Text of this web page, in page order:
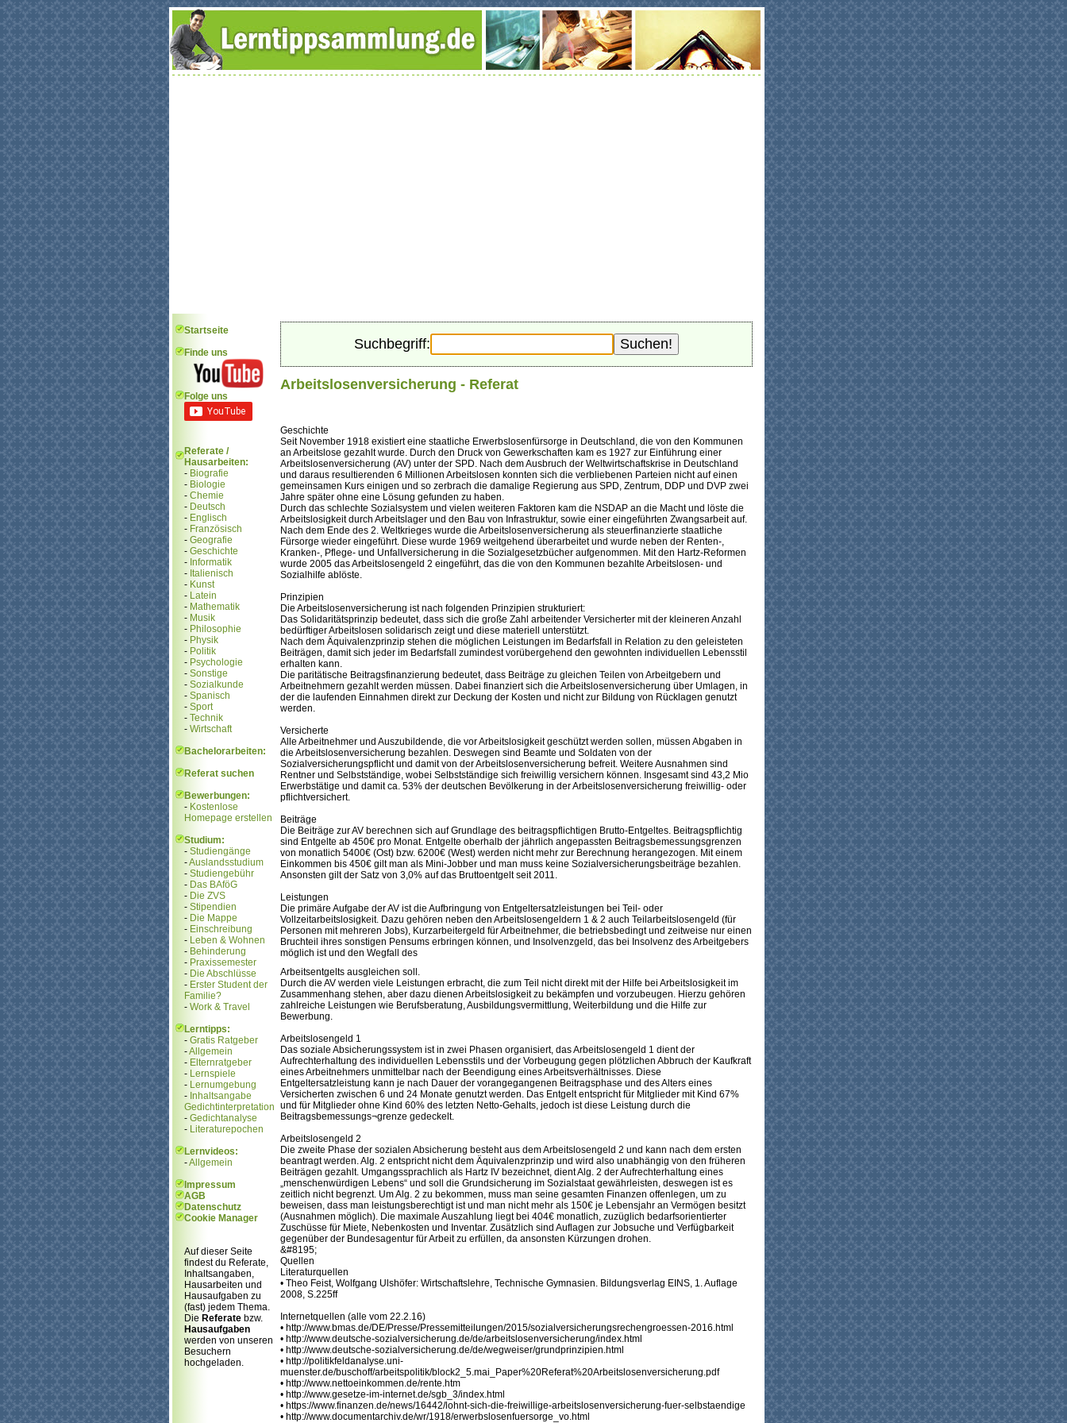
Startseite
Finde uns
Folge uns
Referate /
Hausarbeiten:
- Biografie
- Biologie
- Chemie
- Deutsch
- Englisch
- Französisch
- Geografie
- Geschichte
- Informatik
- Italienisch
- Kunst
- Latein
- Mathematik
- Musik
- Philosophie
- Physik
- Politik
- Psychologie
- Sonstige
- Sozialkunde
- Spanisch
- Sport
- Technik
- Wirtschaft
Bachelorarbeiten:
Referat suchen
Bewerbungen:
- Kostenlose
Homepage erstellen
Studium:
- Studiengänge
-Auslandsstudium
- Studiengebühr
- Das BAföG
- Die ZVS
- Stipendien
- Die Mappe
- Einschreibung
- Leben & Wohnen
- Behinderung
- Praxissemester
- Die Abschlüsse
- Erster Student der
Familie?
- Work & Travel
Lerntipps:
- Gratis Ratgeber
-Allgemein
- Elternratgeber
- Lernspiele
- Lernumgebung
- Inhaltsangabe
Gedichtinterpretation
- Gedichtanalyse
- Literaturepochen
Lernvideos:
-Allgemein
Impressum
AGB
Datenschutz
Cookie Manager
Auf dieser Seite
findest du Referate,
Inhaltsangaben,
Hausarbeiten und
Hausaufgaben zu
(fast) jedem Thema.
Die Referate bzw.
Hausaufgaben
werden von unseren
Besuchern
hochgeladen.
Suchbegriff:
Arbeitslosenversicherung - Referat
Geschichte
Seit November 1918 existiert eine staatliche Erwerbslosenfürsorge in Deutschland, die von den Kommunen
an Arbeitslose gezahlt wurde. Durch den Druck von Gewerkschaften kam es 1927 zur Einführung einer
Arbeitslosenversicherung (AV) unter der SPD. Nach dem Ausbruch der Weltwirtschaftskrise in Deutschland
und daraus resultierenden 6 Millionen Arbeitslosen konnten sich die verbliebenen Parteien nicht auf einen
gemeinsamen Kurs einigen und so zerbrach die damalige Regierung aus SPD, Zentrum, DDP und DVP zwei
Jahre später ohne eine Lösung gefunden zu haben.
Durch das schlechte Sozialsystem und vielen weiteren Faktoren kam die NSDAP an die Macht und löste die
Arbeitslosigkeit durch Arbeitslager und den Bau von Infrastruktur, sowie einer eingeführten Zwangsarbeit auf.
Nach dem Ende des 2. Weltkrieges wurde die Arbeitslosenversicherung als steuerfinanzierte staatliche
Fürsorge wieder eingeführt. Diese wurde 1969 weitgehend überarbeitet und wurde neben der Renten-,
Kranken-, Pflege- und Unfallversicherung in die Sozialgesetzbücher aufgenommen. Mit den Hartz-Reformen
wurde 2005 das Arbeitslosengeld 2 eingeführt, das die von den Kommunen bezahlte Arbeitslosen- und
Sozialhilfe ablöste.
Prinzipien
Die Arbeitslosenversicherung ist nach folgenden Prinzipien strukturiert:
Das Solidaritätsprinzip bedeutet, dass sich die große Zahl arbeitender Versicherter mit der kleineren Anzahl
bedürftiger Arbeitslosen solidarisch zeigt und diese materiell unterstützt.
Nach dem Äquivalenzprinzip stehen die möglichen Leistungen im Bedarfsfall in Relation zu den geleisteten
Beiträgen, damit sich jeder im Bedarfsfall zumindest vorübergehend den gewohnten individuellen Lebensstil
erhalten kann.
Die paritätische Beitragsfinanzierung bedeutet, dass Beiträge zu gleichen Teilen von Arbeitgebern und
Arbeitnehmern gezahlt werden müssen. Dabei finanziert sich die Arbeitslosenversicherung über Umlagen, in
der die laufenden Einnahmen direkt zur Deckung der Kosten und nicht zur Bildung von Rücklagen genutzt
werden.
Versicherte
Alle Arbeitnehmer und Auszubildende, die vor Arbeitslosigkeit geschützt werden sollen, müssen Abgaben in
die Arbeitslosenversicherung bezahlen. Deswegen sind Beamte und Soldaten von der
Sozialversicherungspflicht und damit von der Arbeitslosenversicherung befreit. Weitere Ausnahmen sind
Rentner und Selbstständige, wobei Selbstständige sich freiwillig versichern können. Insgesamt sind 43,2 Mio
Erwerbstätige und damit ca. 53% der deutschen Bevölkerung in der Arbeitslosenversicherung freiwillig- oder
pflichtversichert.
Beiträge
Die Beiträge zur AV berechnen sich auf Grundlage des beitragspflichtigen Brutto-Entgeltes. Beitragspflichtig
sind Entgelte ab 450€ pro Monat. Entgelte oberhalb der jährlich angepassten Beitragsbemessungsgrenzen
von monatlich 5400€ (Ost) bzw. 6200€ (West) werden nicht mehr zur Berechnung herangezogen. Mit einem
Einkommen bis 450€ gilt man als Mini-Jobber und man muss keine Sozialversicherungsbeiträge bezahlen.
Ansonsten gilt der Satz von 3,0% auf das Bruttoentgelt seit 2011.
Leistungen
Die primäre Aufgabe der AV ist die Aufbringung von Entgeltersatzleistungen bei Teil- oder
Vollzeitarbeitslosigkeit. Dazu gehören neben den Arbeitslosengeldern 1 & 2 auch Teilarbeitslosengeld (für
Personen mit mehreren Jobs), Kurzarbeitergeld für Arbeitnehmer, die betriebsbedingt und zeitweise nur einen
Bruchteil ihres sonstigen Pensums erbringen können, und Insolvenzgeld, das bei Insolvenz des Arbeitgebers
möglich ist und den Wegfall des
Arbeitsentgelts ausgleichen soll.
Durch die AV werden viele Leistungen erbracht, die zum Teil nicht direkt mit der Hilfe bei Arbeitslosigkeit im
Zusammenhang stehen, aber dazu dienen Arbeitslosigkeit zu bekämpfen und vorzubeugen. Hierzu gehören
zahlreiche Leistungen wie Berufsberatung, Ausbildungsvermittlung, Weiterbildung und die Hilfe zur
Bewerbung.
Arbeitslosengeld 1
Das soziale Absicherungssystem ist in zwei Phasen organisiert, das Arbeitslosengeld 1 dient der
Aufrechterhaltung des individuellen Lebensstils und der Vorbeugung gegen plötzlichen Abbruch der Kaufkraft
eines Arbeitnehmers unmittelbar nach der Beendigung eines Arbeitsverhältnisses. Diese
Entgeltersatzleistung kann je nach Dauer der vorangegangenen Beitragsphase und des Alters eines
Versicherten zwischen 6 und 24 Monate genutzt werden. Das Entgelt entspricht für Mitglieder mit Kind 67%
und für Mitglieder ohne Kind 60% des letzten Netto-Gehalts, jedoch ist diese Leistung durch die
Beitragsbemessungs¬grenze gedeckelt.
Arbeitslosengeld 2
Die zweite Phase der sozialen Absicherung besteht aus dem Arbeitslosengeld 2 und kann nach dem ersten
beantragt werden. Alg. 2 entspricht nicht dem Äquivalenzprinzip und wird also unabhängig von den früheren
Beiträgen gezahlt. Umgangssprachlich als Hartz IV bezeichnet, dient Alg. 2 der Aufrechterhaltung eines
„menschenwürdigen Lebens“ und soll die Grundsicherung im Sozialstaat gewährleisten, deswegen ist es
zeitlich nicht begrenzt. Um Alg. 2 zu bekommen, muss man seine gesamten Finanzen offenlegen, um zu
beweisen, dass man leistungsberechtigt ist und man nicht mehr als 150€ je Lebensjahr an Vermögen besitzt
(Ausnahmen möglich). Die maximale Auszahlung liegt bei 404€ monatlich, zuzüglich bedarfsorientierter
Zuschüsse für Miete, Nebenkosten und Inventar. Zusätzlich sind Auflagen zur Jobsuche und Verfügbarkeit
gegenüber der Bundesagentur für Arbeit zu erfüllen, da ansonsten Kürzungen drohen.
&#8195;
Quellen
Literaturquellen
• Theo Feist, Wolfgang Ulshöfer: Wirtschaftslehre, Technische Gymnasien. Bildungsverlag EINS, 1. Auflage
2008, S.225ff
Internetquellen (alle vom 22.2.16)
• http://www.bmas.de/DE/Presse/Pressemitteilungen/2015/sozialversicherungsrechengroessen-2016.html
• http://www.deutsche-sozialversicherung.de/de/arbeitslosenversicherung/index.html
• http://www.deutsche-sozialversicherung.de/de/wegweiser/grundprinzipien.html
• http://politikfeldanalyse.uni-
muenster.de/buschoff/arbeitspolitik/block2_5.mai_Paper%20Referat%20Arbeitslosenversicherung.pdf
• http://www.nettoeinkommen.de/rente.htm
• http://www.gesetze-im-internet.de/sgb_3/index.html
• https://www.finanzen.de/news/16442/lohnt-sich-die-freiwillige-arbeitslosenversicherung-fuer-selbstaendige
• http://www.documentarchiv.de/wr/1918/erwerbslosenfuersorge_vo.html